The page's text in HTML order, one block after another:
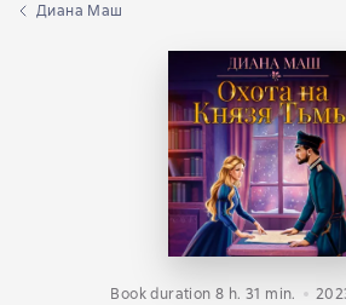
Диана Маш
Book duration 8 h. 31 min.